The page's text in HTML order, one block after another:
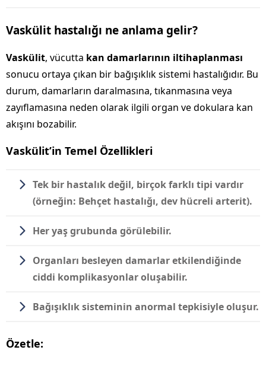
Vaskülit hastalığı ne anlama gelir?
Vaskülit, vücutta kan damarlarının iltihaplanması
sonucu ortaya çıkan bir bağışıklık sistemi hastalığıdır. Bu
durum, damarların daralmasına, tıkanmasına veya
zayıflamasına neden olarak ilgili organ ve dokulara kan
akışını bozabilir.
Vaskülit’in Temel Özellikleri
Tek bir hastalık değil, birçok farklı tipi vardır
(örneğin: Behçet hastalığı, dev hücreli arterit).
Her yaş grubunda görülebilir.
Organları besleyen damarlar etkilendiğinde
ciddi komplikasyonlar oluşabilir.
Bağışıklık sisteminin anormal tepkisiyle oluşur.
Özetle: